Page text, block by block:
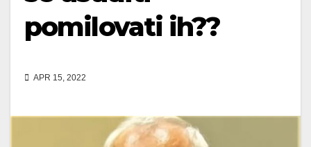
pomilovati ih??
APR 15, 2022